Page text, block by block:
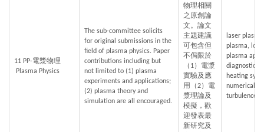
11 PP-電漿物理
Plasma Physics
The sub-committee solicits
for original submissions in the
field of plasma physics. Paper
contributions including but
not limited to (1) plasma
experiments and applications;
(2) plasma theory and
simulation are all encouraged.
物理相關
之原創論
文。論文
主題建議
可包含但
不侷限於
（1）電漿
實驗及應
用（2）電
漿理論及
模擬，歡
迎發表最
新研究及
laser
plasma, low
plasma
diagnostics,
heating
numerical
turbulence